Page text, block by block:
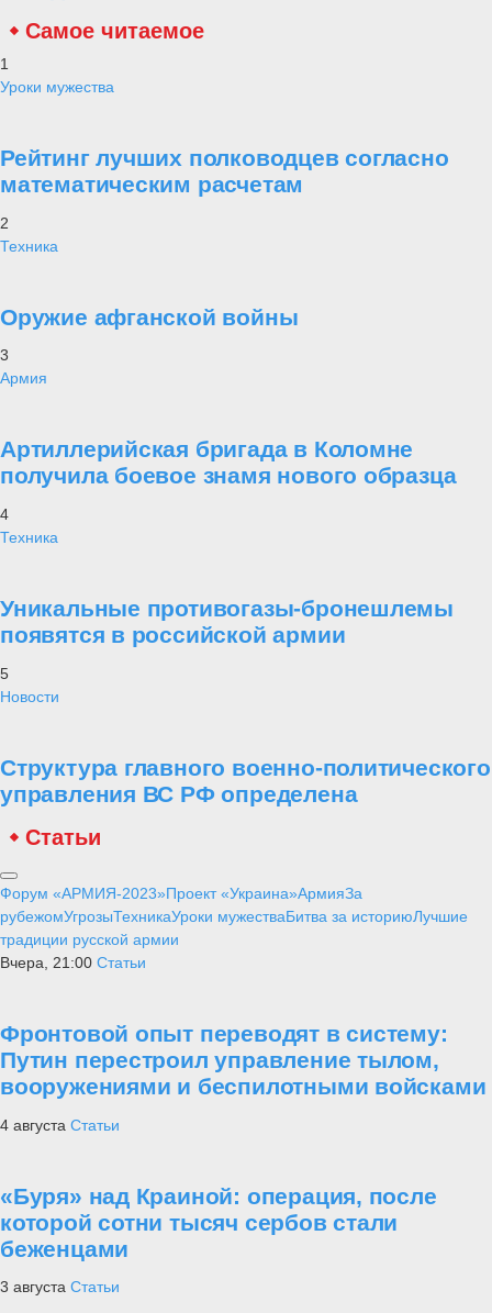
Самое читаемое
1
Уроки мужества
Рейтинг лучших полководцев согласно
математическим расчетам
2
Техника
Оружие афганской войны
3
Армия
Артиллерийская бригада в Коломне
получила боевое знамя нового образца
4
Техника
Уникальные противогазы-бронешлемы
появятся в российской армии
5
Новости
Структура главного военно-политического
управления ВС РФ определена
Статьи
Форум «АРМИЯ-2023»Проект «Украина»АрмияЗа
рубежомУгрозыТехникаУроки мужестваБитва за историюЛучшие
традиции русской армии
Вчера, 21:00 Статьи
Фронтовой опыт переводят в систему:
Путин перестроил управление тылом,
вооружениями и беспилотными войсками
4 августа Статьи
«Буря» над Краиной: операция, после
которой сотни тысяч сербов стали
беженцами
3 августа Статьи